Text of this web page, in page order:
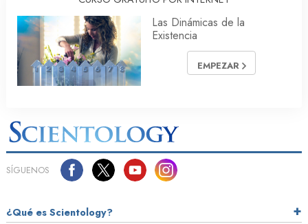
Las Dinámicas de la
Existencia
EMPEZAR
SÍGUENOS
¿Qué es Scientology?